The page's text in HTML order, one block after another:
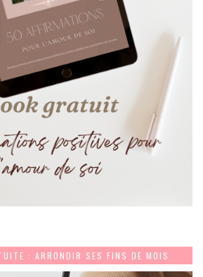
: ARRONDIR SES FINS DE MOIS